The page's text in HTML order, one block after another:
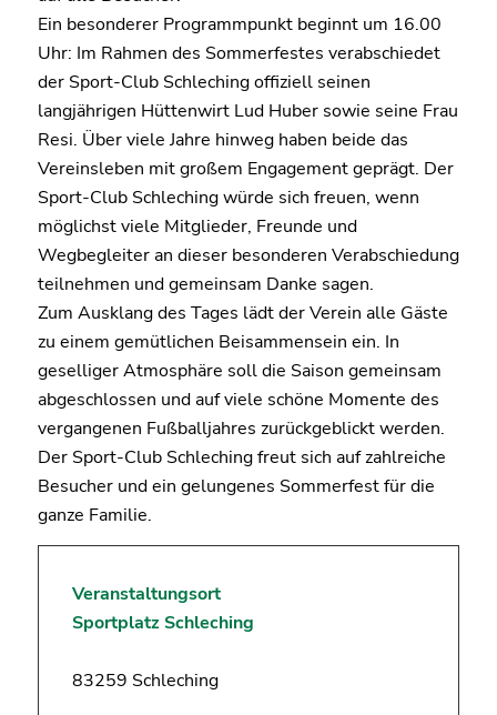
Ein besonderer Programmpunkt beginnt um 16.00
Uhr: Im Rahmen des Sommerfestes verabschiedet
der Sport-Club Schleching offiziell seinen
langjährigen Hüttenwirt Lud Huber sowie seine Frau
Resi. Über viele Jahre hinweg haben beide das
Vereinsleben mit großem Engagement geprägt. Der
Sport-Club Schleching würde sich freuen, wenn
möglichst viele Mitglieder, Freunde und
Wegbegleiter an dieser besonderen Verabschiedung
teilnehmen und gemeinsam Danke sagen.
Zum Ausklang des Tages lädt der Verein alle Gäste
zu einem gemütlichen Beisammensein ein. In
geselliger Atmosphäre soll die Saison gemeinsam
abgeschlossen und auf viele schöne Momente des
vergangenen Fußballjahres zurückgeblickt werden.
Der Sport-Club Schleching freut sich auf zahlreiche
Besucher und ein gelungenes Sommerfest für die
ganze Familie.
Veranstaltungsort
Sportplatz Schleching
83259 Schleching